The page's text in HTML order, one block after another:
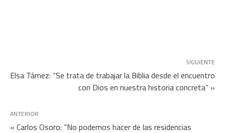
SIGUIENTE
Elsa Támez: “Se trata de trabajar la Biblia desde el encuentro
con Dios en nuestra historia concreta” »
ANTERIOR
« Carlos Osoro: “No podemos hacer de las residencias